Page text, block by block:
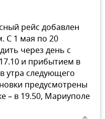
рейс добавлен
С 1 мая по 20
через день с
и прибытием в
утра следующего
предусмотрены
– в 19.50, Мариуполе